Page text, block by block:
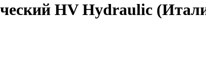
HV Hydraulic